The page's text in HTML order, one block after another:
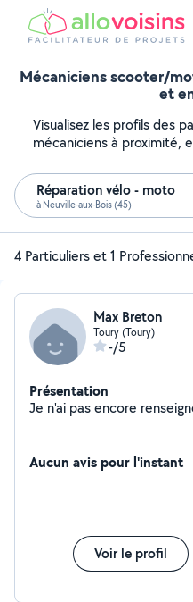
Mécaniciens scooter/
et
Visualisez les profils des
mécaniciens à proximité,
Réparation vélo - moto
à Neuville-aux-Bois (45)
4 Particuliers et 1
Max Breton
Toury (Toury)
-/5
Présentation
Aucun avis pour l'instant
Voir le profil